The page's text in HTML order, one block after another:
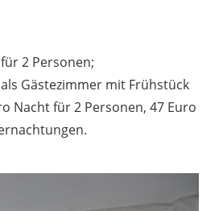
2 Personen;
Gästezimmer mit Frühstück
Nacht für 2 Personen, 47 Euro